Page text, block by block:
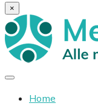
×
Home